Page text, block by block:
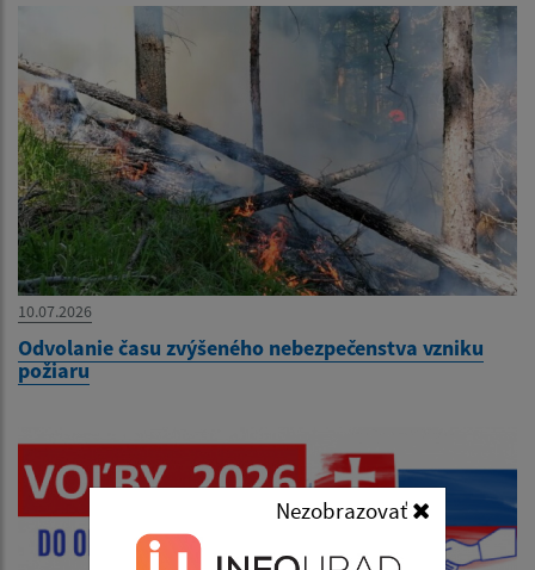
Nezobrazovať
10.07.2026
Odvolanie času zvýšeného nebezpečenstva vzniku
požiaru